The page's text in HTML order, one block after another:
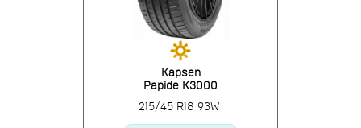
Kapsen
Papide K3000
215/45 R18 93W